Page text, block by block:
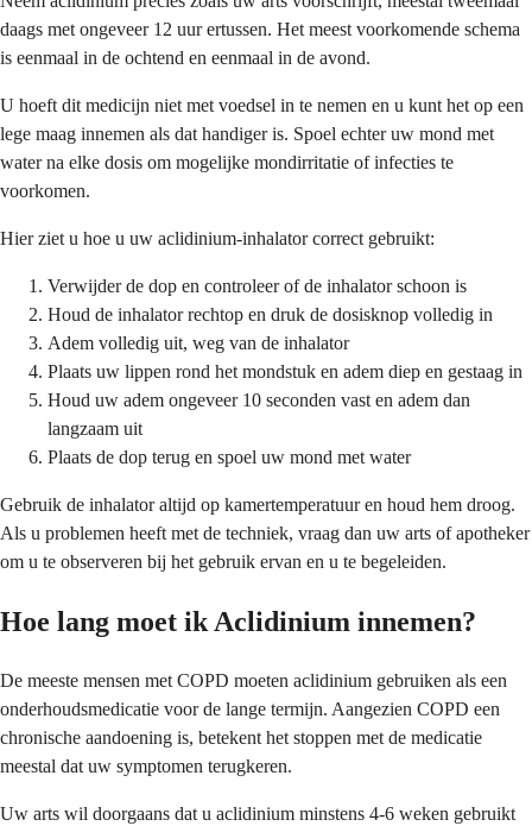
daags met ongeveer 12 uur ertussen. Het meest voorkomende schema
is eenmaal in de ochtend en eenmaal in de avond.
U hoeft dit medicijn niet met voedsel in te nemen en u kunt het op een
lege maag innemen als dat handiger is. Spoel echter uw mond met
water na elke dosis om mogelijke mondirritatie of infecties te
voorkomen.
Hier ziet u hoe u uw aclidinium-inhalator correct gebruikt:
Verwijder de dop en controleer of de inhalator schoon is
Houd de inhalator rechtop en druk de dosisknop volledig in
Adem volledig uit, weg van de inhalator
Plaats uw lippen rond het mondstuk en adem diep en gestaag in
Houd uw adem ongeveer 10 seconden vast en adem dan
langzaam uit
Plaats de dop terug en spoel uw mond met water
Gebruik de inhalator altijd op kamertemperatuur en houd hem droog.
Als u problemen heeft met de techniek, vraag dan uw arts of apotheker
om u te observeren bij het gebruik ervan en u te begeleiden.
Hoe lang moet ik Aclidinium innemen?
De meeste mensen met COPD moeten aclidinium gebruiken als een
onderhoudsmedicatie voor de lange termijn. Aangezien COPD een
chronische aandoening is, betekent het stoppen met de medicatie
meestal dat uw symptomen terugkeren.
Uw arts wil doorgaans dat u aclidinium minstens 4-6 weken gebruikt